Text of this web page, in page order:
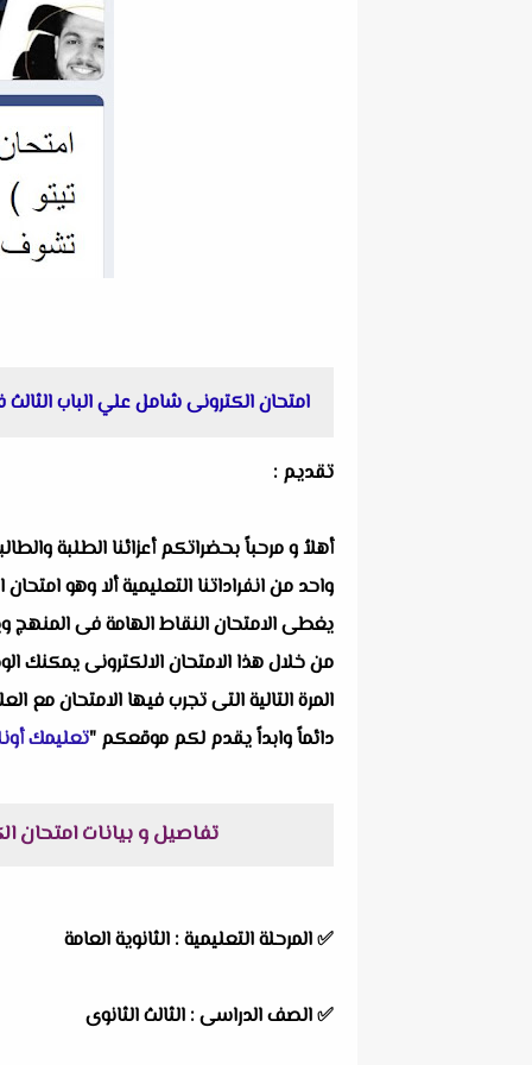
امتحان الكترونى شامل علي الباب
تقديم :
أهلاُ و مرحباً بحضراتكم أعزائنا الطلبة
واحد من انفراداتنا التعليمية ألا وهو
يغطى الامتحان النقاط الهامة فى المنهج
من خلال هذا الامتحان الالكترونى يمكنك
المرة التالية التى تجرب فيها الامتحان
دائماً وابداً يقدم لكم موقعكم "تعليمك
تفاصيل و بيانات امتحان
✅ المرحلة التعليمية : الثانوية العامة
✅ الصف الدراسى : الثالث الثانوى